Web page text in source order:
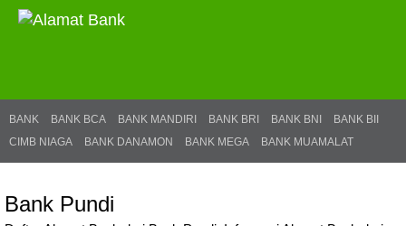
BANK BANK BCA BANK MANDIRI BANK BRI BANK BNI
BANK BII
CIMB NIAGA
BANK DANAMON BANK MEGA BANK MUAMALAT
Bank Pundi